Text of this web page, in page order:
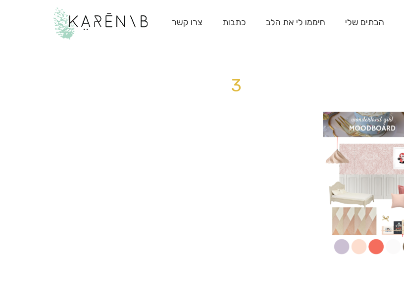
הבתים שלי חיממו לי את הלב כתבות צרו קשר
3